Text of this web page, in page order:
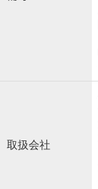
取扱会社